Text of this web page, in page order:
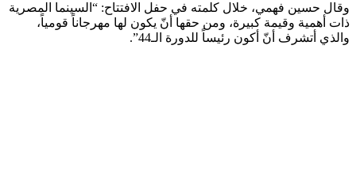
وقال حسين فهمي، خلال كلمته في حفل الافتتاح: “السينما المصرية
ذات أهمية وقيمة كبيرة، ومن حقها أنّ يكون لها مهرجاناً قومياً،
والذي أتشرف أنّ أكون رئيساً للدورة الـ44”.